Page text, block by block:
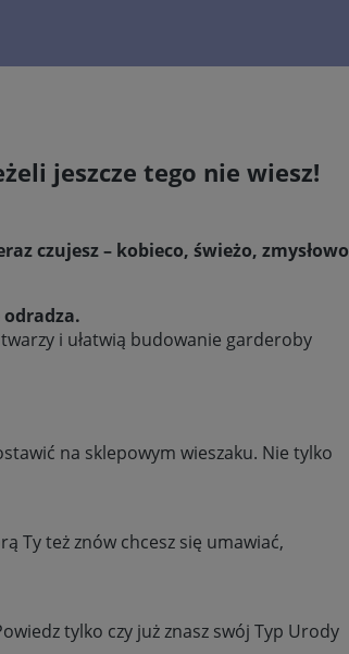
jeszcze tego nie wiesz!
czujesz – kobieco, świeżo, zmysłowo
odradza.
i ułatwią budowanie garderoby
na sklepowym wieszaku. Nie tylko
Ty też znów chcesz się umawiać,
tylko czy już znasz swój Typ Urody